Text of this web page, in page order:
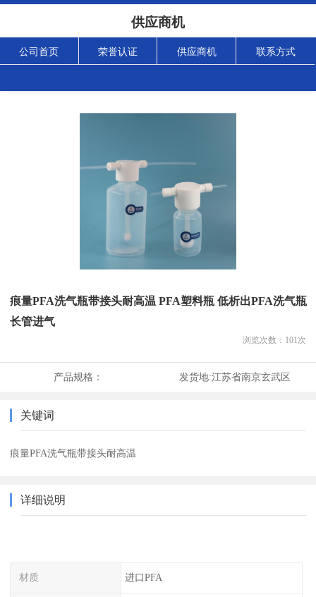
供应商机
公司首页 荣誉认证 供应商机 联系方式
痕量PFA洗气瓶带接头耐高温 PFA塑料瓶 低析出PFA洗气瓶
长管进气
浏览次数： 101次
产品规格： 发货地:江苏省南京玄武区
关键词
痕量PFA洗气瓶带接头耐高温
详细说明
材质 进口PFA